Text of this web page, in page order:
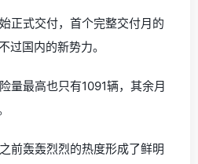
正式交付，首个完整交付月的
过国内的新势力。
量最高也只有1091辆，其余月
前轰轰烈烈的热度形成了鲜明